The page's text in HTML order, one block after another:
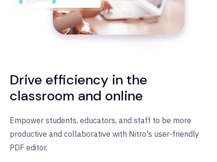
Drive efficiency in the
classroom and online
Empower students, educators, and staff to be more
productive and collaborative with Nitro's user-friendly
PDF editor.